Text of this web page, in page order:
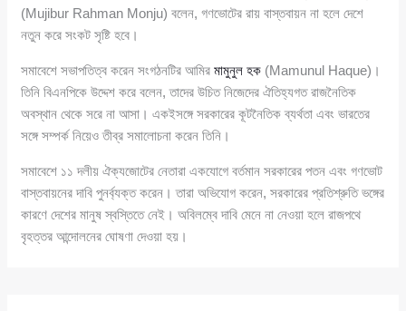
(Mujibur Rahman Monju) বলেন, গণভোটের রায় বাস্তবায়ন না হলে দেশে
নতুন করে সংকট সৃষ্টি হবে।
সমাবেশে সভাপতিত্ব করেন সংগঠনটির আমিরমামুনুল হক (Mamunul Haque)।
তিনি বিএনপিকে উদ্দেশ করে বলেন, তাদের উচিত নিজেদের ঐতিহ্যগত রাজনৈতিক
অবস্থান থেকে সরে না আসা। একইসঙ্গে সরকারের কূটনৈতিক ব্যর্থতা এবং ভারতের
সঙ্গে সম্পর্ক নিয়েও তীব্র সমালোচনা করেন তিনি।
সমাবেশে ১১ দলীয় ঐক্যজোটের নেতারা একযোগে বর্তমান সরকারের পতন এবং গণভোট
বাস্তবায়নের দাবি পুনর্ব্যক্ত করেন। তারা অভিযোগ করেন, সরকারের প্রতিশ্রুতি ভঙ্গের
কারণে দেশের মানুষ স্বস্তিতে নেই। অবিলম্বে দাবি মেনে না নেওয়া হলে রাজপথে
বৃহত্তর আন্দোলনের ঘোষণা দেওয়া হয়।